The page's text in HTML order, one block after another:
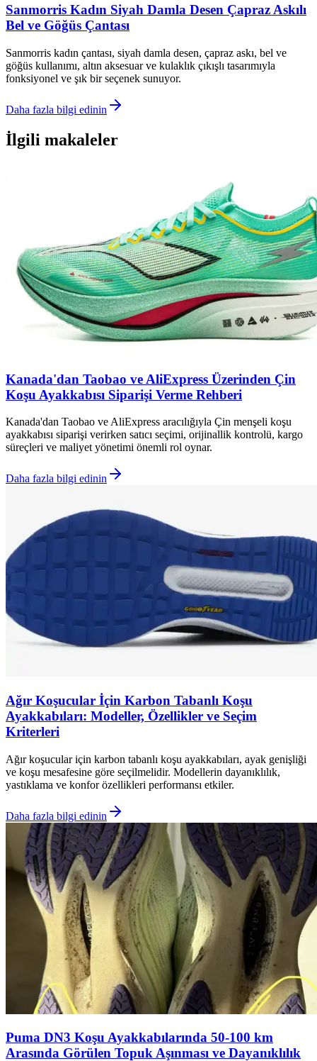
Sanmorris Kadın Siyah Damla Desen Çapraz Askılı
Bel ve Göğüs Çantası
Sanmorris kadın çantası, siyah damla desen, çapraz askı, bel ve
göğüs kullanımı, altın aksesuar ve kulaklık çıkışlı tasarımıyla
fonksiyonel ve şık bir seçenek sunuyor.
Daha fazla bilgi edinin
İlgili makaleler
Kanada'dan Taobao ve AliExpress Üzerinden Çin
Koşu Ayakkabısı Siparişi Verme Rehberi
Kanada'dan Taobao ve AliExpress aracılığıyla Çin menşeli koşu
ayakkabısı siparişi verirken satıcı seçimi, orijinallik kontrolü, kargo
süreçleri ve maliyet yönetimi önemli rol oynar.
Daha fazla bilgi edinin
Ağır Koşucular İçin Karbon Tabanlı Koşu
Ayakkabıları: Modeller, Özellikler ve Seçim
Kriterleri
Ağır koşucular için karbon tabanlı koşu ayakkabıları, ayak genişliği
ve koşu mesafesine göre seçilmelidir. Modellerin dayanıklılık,
yastıklama ve konfor özellikleri performansı etkiler.
Daha fazla bilgi edinin
Puma DN3 Koşu Ayakkabılarında 50-100 km
Arasında Görülen Topuk Aşınması ve Dayanıklılık